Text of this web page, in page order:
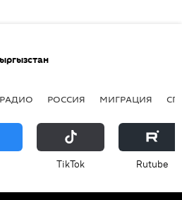
РАДИО РОССИЯ МИГРАЦИЯ
ТikТоk Rutube